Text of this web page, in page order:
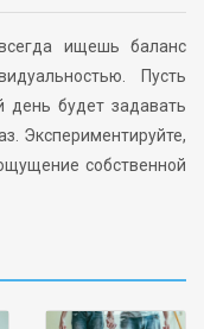
ищешь баланс
Пусть
будет задавать
Экспериментируйте,
собственной